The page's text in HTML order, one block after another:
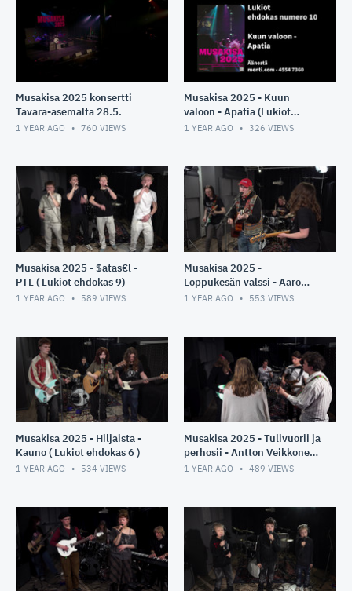
Musakisa 2025 konsertti
Tavara-asemalta 28.5.
1 YEAR AGO 760 VIEWS
Musakisa 2025 - Kuun
valoon - Apatia (Lukiot
ehdokas 10)
1 YEAR AGO 326 VIEWS
Musakisa 2025 - $atas€l -
PTL ( Lukiot ehdokas 9)
1 YEAR AGO 589 VIEWS
Musakisa 2025 -
Loppukesän valssi - Aaro
Joki & Arpajaiset ( Lukiot
1 YEAR AGO 553 VIEWS
Musakisa 2025 - Hiljaista -
Kauno ( Lukiot ehdokas 6 )
1 YEAR AGO 534 VIEWS
Musakisa 2025 - Tulivuorii ja
perhosii - Antton Veikkonen
( Lukiot ehdokas 7 )
1 YEAR AGO 489 VIEWS